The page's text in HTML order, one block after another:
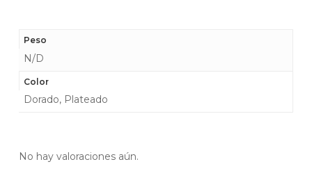
Peso
N/D
Color
Dorado, Plateado
No hay valoraciones aún.